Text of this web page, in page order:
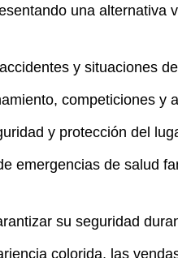
una alternativa
y situaciones
competiciones y
y protección del
emergencias de salud
su seguridad
colorida, las